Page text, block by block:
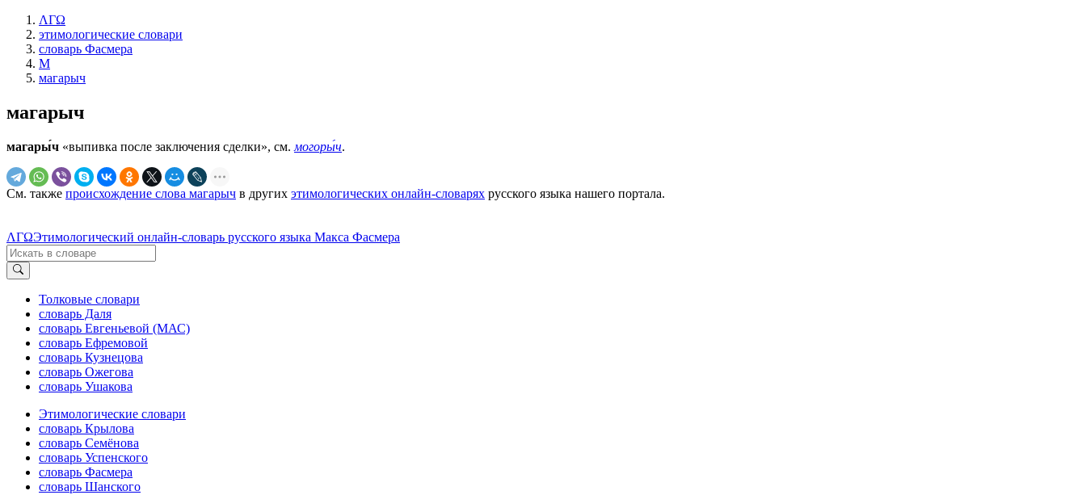
ΛΓΩ
этимологические словари
словарь Фасмера
М
магарыч
магарыч
магары́ч «выпивка после заключения сделки», см. могоры́ч.
См. также происхождение слова магарыч в других этимологических онлайн-словарях русского языка нашего портала.
ΛΓΩЭтимологический онлайн-словарь русского языка Макса Фасмера
Толковые словари
словарь Даля
словарь Евгеньевой (МАС)
словарь Ефремовой
словарь Кузнецова
словарь Ожегова
словарь Ушакова
Этимологические словари
словарь Крылова
словарь Семёнова
словарь Успенского
словарь Фасмера
словарь Шанского